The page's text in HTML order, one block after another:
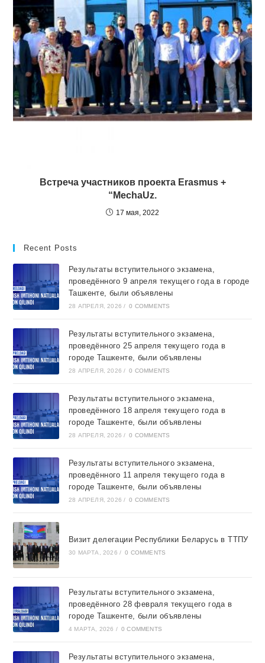
Встреча участников проекта Erasmus +
“MechaUz.
17 мая, 2022
Recent Posts
Результаты вступительного экзамена,
проведённого 9 апреля текущего года в городе
Ташкентe, были объявлены
28 АПРЕЛЯ, 2026 / 0 COMMENTS
Результаты вступительного экзамена,
проведённого 25 апреля текущего года в
городе Ташкентe, были объявлены
28 АПРЕЛЯ, 2026 / 0 COMMENTS
Результаты вступительного экзамена,
проведённого 18 апреля текущего года в
городе Ташкентe, были объявлены
28 АПРЕЛЯ, 2026 / 0 COMMENTS
Результаты вступительного экзамена,
проведённого 11 апреля текущего года в
городе Ташкентe, были объявлены
28 АПРЕЛЯ, 2026 / 0 COMMENTS
Визит делегации Республики Беларусь в ТТПУ
30 МАРТА, 2026 / 0 COMMENTS
Результаты вступительного экзамена,
проведённого 28 февраля текущего года в
городе Ташкентe, были объявлены
4 МАРТА, 2026 / 0 COMMENTS
Результаты вступительного экзамена,